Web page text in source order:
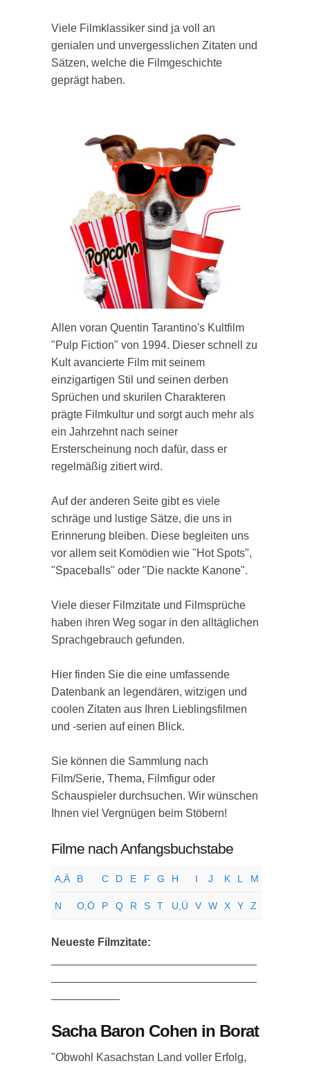
Viele Filmklassiker sind ja voll an
genialen und unvergesslichen Zitaten und
Sätzen, welche die Filmgeschichte
geprägt haben.
Allen voran Quentin Tarantino's Kultfilm
"Pulp Fiction" von 1994. Dieser schnell zu
Kult avancierte Film mit seinem
einzigartigen Stil und seinen derben
Sprüchen und skurilen Charakteren
prägte Filmkultur und sorgt auch mehr als
ein Jahrzehnt nach seiner
Ersterscheinung noch dafür, dass er
regelmäßig zitiert wird.
Auf der anderen Seite gibt es viele
schräge und lustige Sätze, die uns in
Erinnerung bleiben. Diese begleiten uns
vor allem seit Komödien wie "Hot Spots",
"Spaceballs" oder "Die nackte Kanone".
Viele dieser Filmzitate und Filmsprüche
haben ihren Weg sogar in den alltäglichen
Sprachgebrauch gefunden.
Hier finden Sie die eine umfassende
Datenbank an legendären, witzigen und
coolen Zitaten aus Ihren Lieblingsfilmen
und -serien auf einen Blick.
Sie können die Sammlung nach
Film/Serie, Thema, Filmfigur oder
Schauspieler durchsuchen. Wir wünschen
Ihnen viel Vergnügen beim Stöbern!
Filme nach Anfangsbuchstabe
A,Ä B C D E F G H I J K L M
N O,Ö P Q R S T U,Ü V W X Y Z
Neueste Filmzitate:
Sacha Baron Cohen in Borat
"Obwohl Kasachstan Land voller Erfolg,